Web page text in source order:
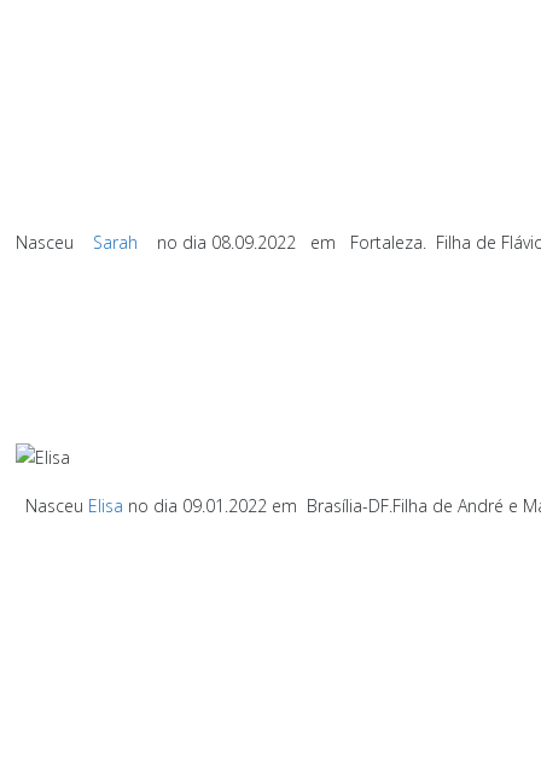
Nasceu Sarah no dia 08.09.2022 em Fortaleza. Filha de
Nasceu Elisa no dia 09.01.2022 em Brasília-DF.Filha de André e